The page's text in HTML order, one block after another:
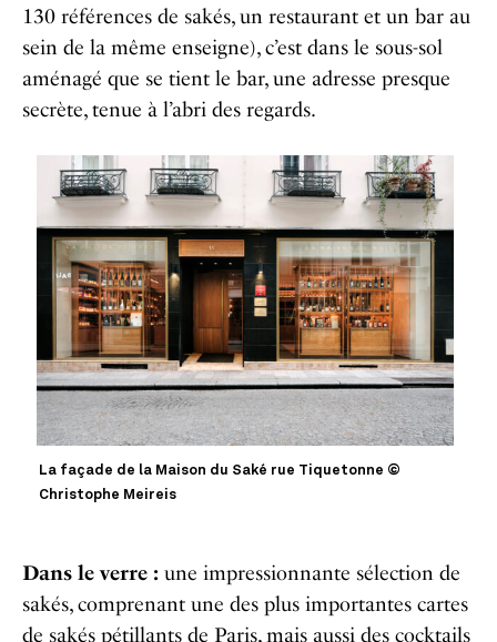
130 références de sakés, un restaurant et un bar au
sein de la même enseigne), c’est dans le sous-sol
aménagé que se tient le bar, une adresse presque
secrète, tenue à l’abri des regards.
La façade de la Maison du Saké rue Tiquetonne ©
Christophe Meireis
Dans le verre : une impressionnante sélection de
sakés, comprenant une des plus importantes cartes
de sakés pétillants de Paris, mais aussi des cocktails